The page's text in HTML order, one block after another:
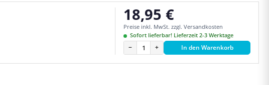
Regulärer Preis:
18,95 €
Preise inkl. MwSt. zzgl. Versandkosten
Sofort lieferbar! Lieferzeit 2-3 Werktage
− + In den Warenkorb